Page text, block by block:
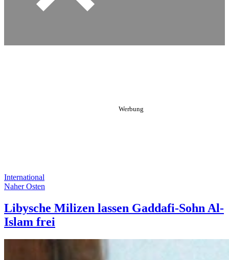
International
Naher Osten
Libysche Milizen lassen Gaddafi-Sohn Al-
Islam frei